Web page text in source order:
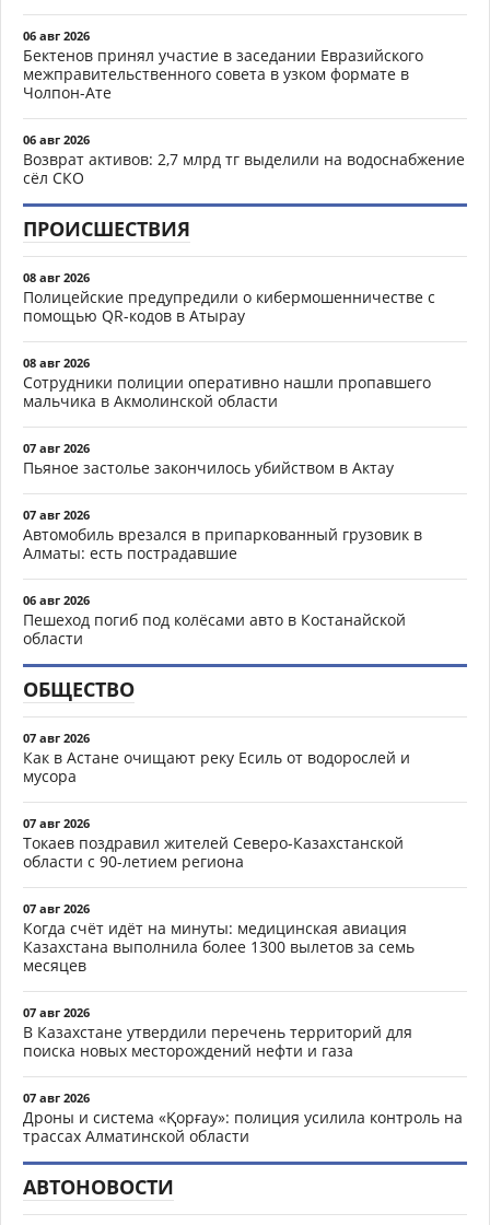
06 авг 2026
Бектенов принял участие в заседании Евразийского
межправительственного совета в узком формате в
Чолпон-Ате
06 авг 2026
Возврат активов: 2,7 млрд тг выделили на водоснабжение
сёл СКО
ПРОИСШЕСТВИЯ
08 авг 2026
Полицейские предупредили о кибермошенничестве с
помощью QR-кодов в Атырау
08 авг 2026
Сотрудники полиции оперативно нашли пропавшего
мальчика в Акмолинской области
07 авг 2026
Пьяное застолье закончилось убийством в Актау
07 авг 2026
Автомобиль врезался в припаркованный грузовик в
Алматы: есть пострадавшие
06 авг 2026
Пешеход погиб под колёсами авто в Костанайской
области
ОБЩЕСТВО
07 авг 2026
Как в Астане очищают реку Есиль от водорослей и
мусора
07 авг 2026
Токаев поздравил жителей Северо-Казахстанской
области с 90-летием региона
07 авг 2026
Когда счёт идёт на минуты: медицинская авиация
Казахстана выполнила более 1300 вылетов за семь
месяцев
07 авг 2026
В Казахстане утвердили перечень территорий для
поиска новых месторождений нефти и газа
07 авг 2026
Дроны и система «Қорғау»: полиция усилила контроль на
трассах Алматинской области
АВТОНОВОСТИ